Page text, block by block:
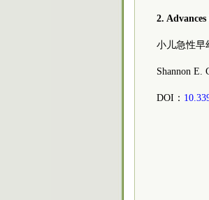
2.
小儿急性早
Shannon E.
DOI：